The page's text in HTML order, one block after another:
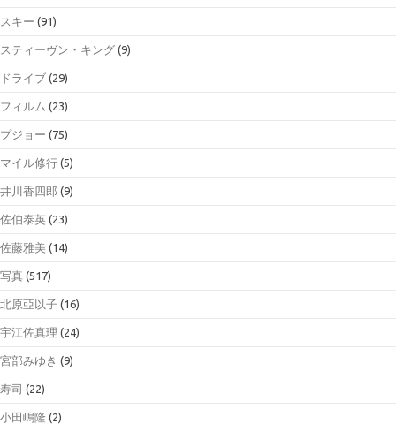
スキー (91)
スティーヴン・キング (9)
ドライブ (29)
フィルム (23)
プジョー (75)
マイル修行 (5)
井川香四郎 (9)
佐伯泰英 (23)
佐藤雅美 (14)
写真 (517)
北原亞以子 (16)
宇江佐真理 (24)
宮部みゆき (9)
寿司 (22)
小田嶋隆 (2)